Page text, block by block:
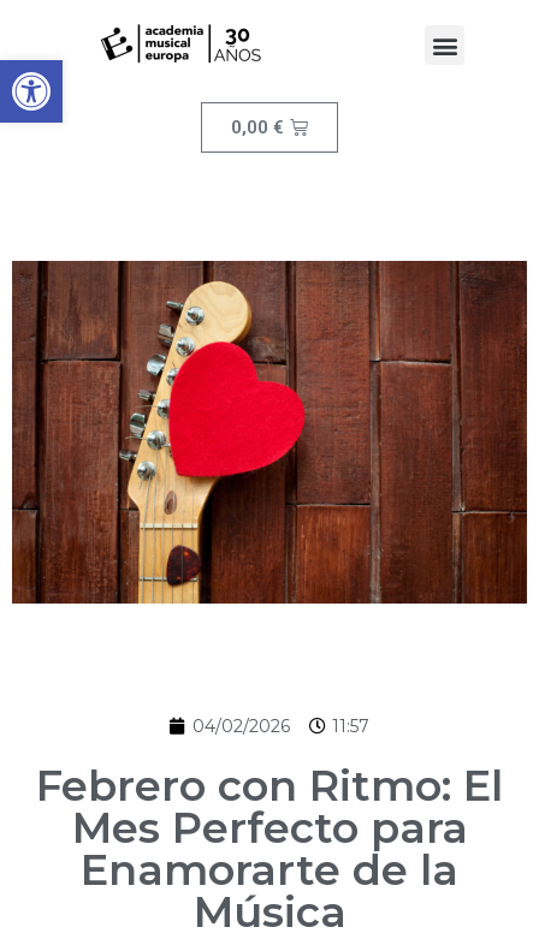
Abrir barra de herramientas
0,00€
04/02/2026 11:57
Febrero con Ritmo: El
Mes Perfecto para
Enamorarte de la
Música